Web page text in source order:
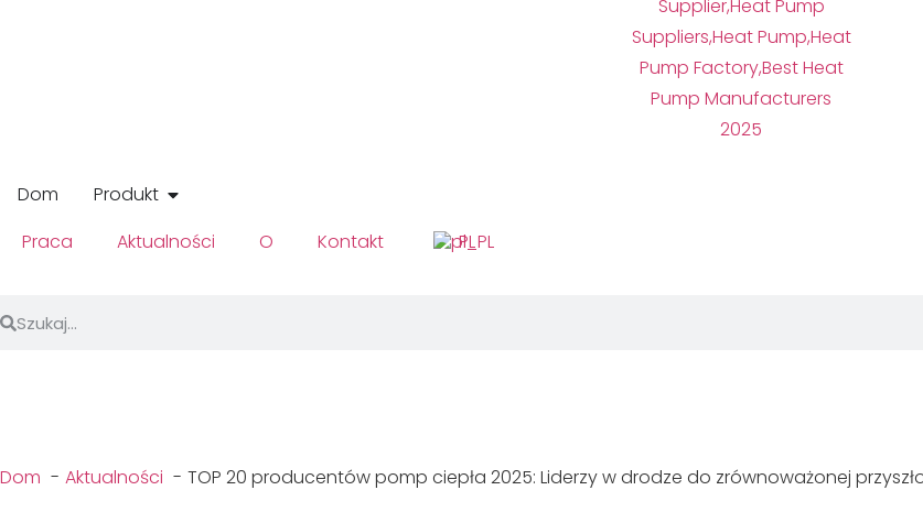
Dom
Produkt
Praca
Aktualności O Kontakt PL
Dom Aktualności TOP 20 producentów pomp ciepła 2025: Liderzy w drodze do zrównoważonej